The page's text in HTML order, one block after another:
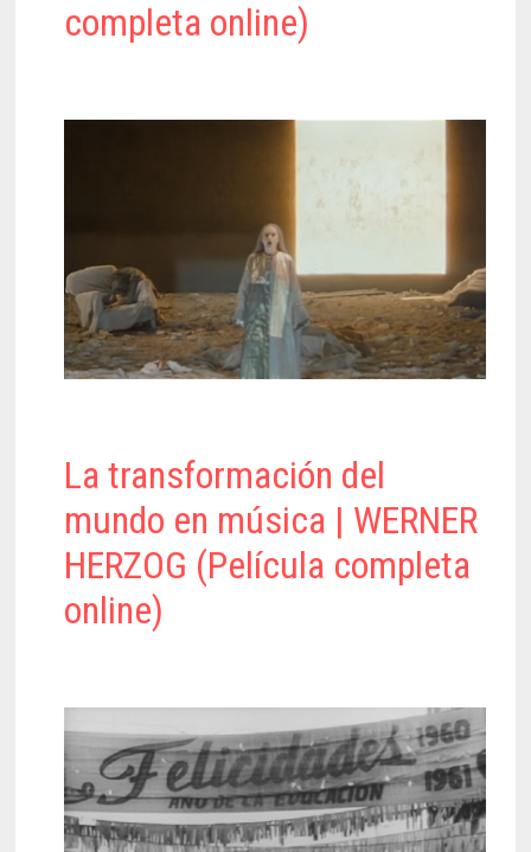
completa online)
La transformación del
mundo en música | WERNER
HERZOG (Película completa
online)